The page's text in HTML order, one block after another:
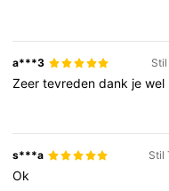
a***3
Zeertevredendank jewel
s***a Stil
Ok